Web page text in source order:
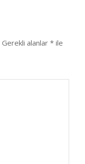
Gerekli alanlar * ile